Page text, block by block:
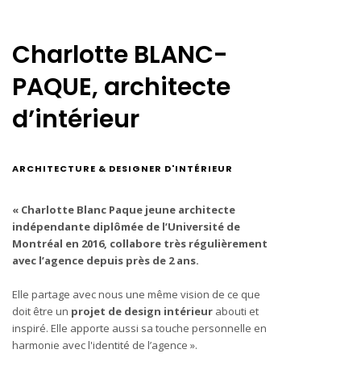
Charlotte BLANC-
PAQUE, architecte
d’intérieur
ARCHITECTURE & DESIGNER D'INTÉRIEUR
« Charlotte Blanc Paque jeune architecte
indépendante diplômée de l’Université de
Montréal en 2016, collabore très régulièrement
avec l’agence depuis près de 2 ans.
Elle partage avec nous une même vision de ce que
doit être un projet de design intérieur abouti et
inspiré. Elle apporte aussi sa touche personnelle en
harmonie avec l'identité de l’agence ».